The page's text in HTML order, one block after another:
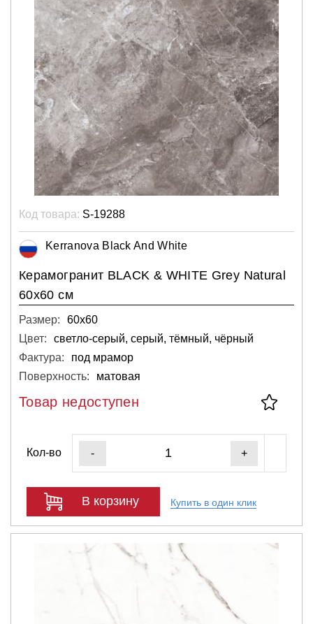
Код товара: S-19288
Kerranova Black And White
Керамогранит BLACK & WHITE Grey Natural
60х60 см
Размер:
60х60
Цвет:
светло-серый, серый, тёмный, чёрный
Фактура:
под мрамор
Поверхность:
матовая
Товар недоступен
Кол-во - +
В корзину Купить в один клик